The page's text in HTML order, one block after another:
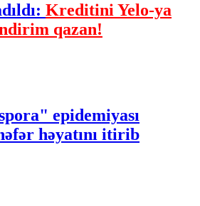
Kreditini Yelo-ya
qazan!
epidemiyası
həyatını itirib